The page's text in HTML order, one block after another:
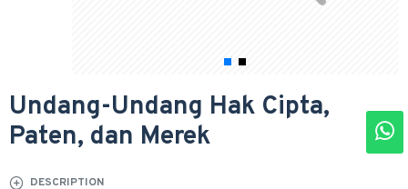
Undang-Undang Hak Cipta,
Paten, dan Merek
DESCRIPTION